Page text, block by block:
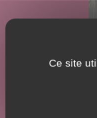
Ce site